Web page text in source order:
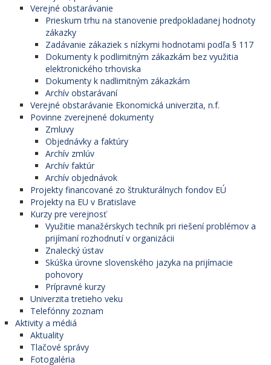
Verejné obstarávanie
Prieskum trhu na stanovenie predpokladanej hodnoty
zákazky
Zadávanie zákaziek s nízkymi hodnotami podľa § 117
Dokumenty k podlimitným zákazkám bez využitia
elektronického trhoviska
Dokumenty k nadlimitným zákazkám
Archív obstarávaní
Verejné obstarávanie Ekonomická univerzita, n.f.
Povinne zverejnené dokumenty
Zmluvy
Objednávky a faktúry
Archív zmlúv
Archív faktúr
Archív objednávok
Projekty financované zo štrukturálnych fondov EÚ
Projekty na EU v Bratislave
Kurzy pre verejnosť
Využitie manažérskych techník pri riešení problémov a
prijímaní rozhodnutí v organizácii
Znalecký ústav
Skúška úrovne slovenského jazyka na prijímacie
pohovory
Prípravné kurzy
Univerzita tretieho veku
Telefónny zoznam
Aktivity a médiá
Aktuality
Tlačové správy
Fotogaléria